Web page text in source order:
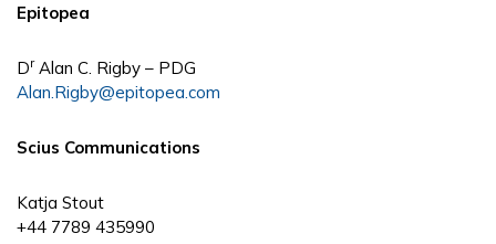
Epitopea
DrAlan C. Rigby – PDG
Alan.Rigby@epitopea.com
Scius Communications
Katja Stout
+44 7789 435990